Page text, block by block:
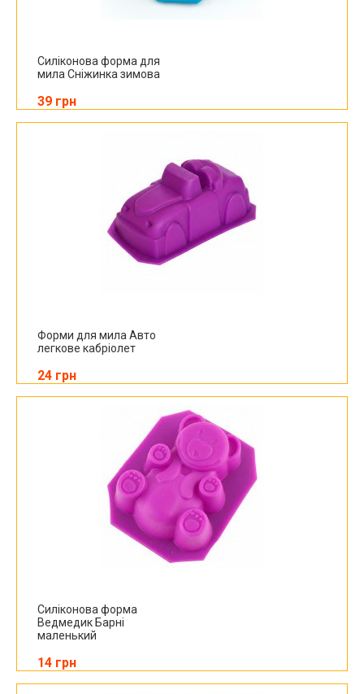
Силіконова форма для
мила Сніжинка зимова
39 грн
Форми для мила Авто
легкове кабріолет
24 грн
Силіконова форма
Ведмедик Барні
маленький
14 грн